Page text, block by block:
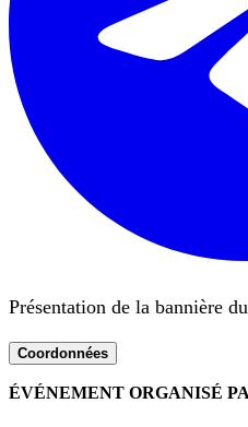
Présentation de la bannière
Coordonnées
ÉVÉNEMENT ORGANISÉ